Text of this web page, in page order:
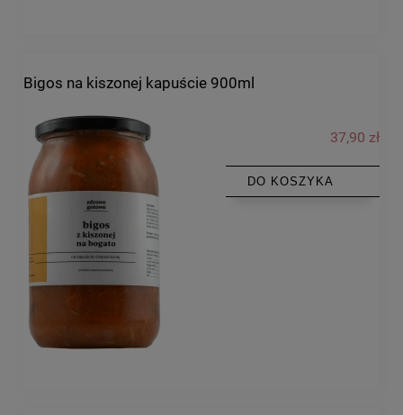
Bigos na kiszonej kapuście 900ml
37,90 zł
DO KOSZYKA